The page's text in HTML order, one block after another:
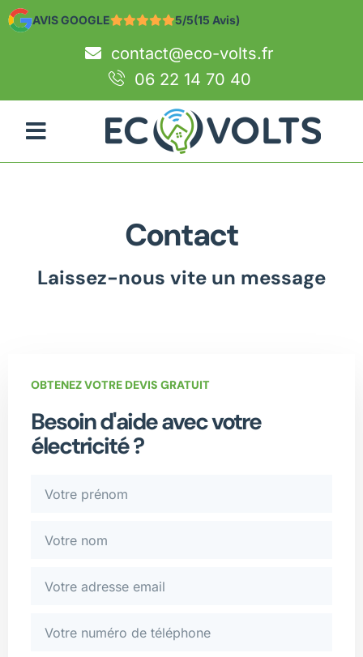
AVIS GOOGLE 5/5(15 Avis)
contact@eco-volts.fr
06 22 14 70 40
Contact
Laissez-nous vite un message
OBTENEZ VOTRE DEVIS GRATUIT
Besoin d'aide avec votre
électricité ?